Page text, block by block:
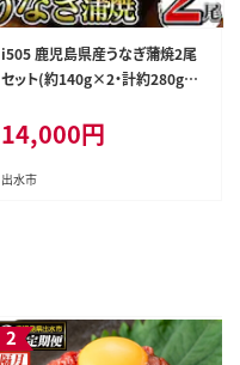
i505 鹿児島県産うなぎ蒲焼2尾
セット(約140g×2・計約280g)
産 鹿児島県産 焼きたて 生産量
日本一 真空パック おかず 晩御
飯 特別な日 土用の丑の日【薩摩
14,000円
出水市